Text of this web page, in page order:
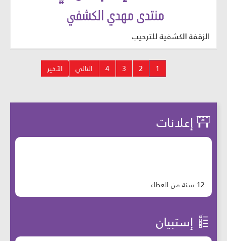
الزقفة الكشفية للترحيب
1
2
3
4 التالي الأخير
إعلانات
12 سنة من العطاء
إستبيان